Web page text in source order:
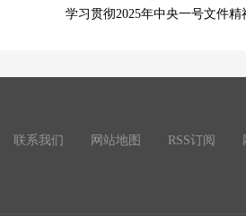
学习贯彻2025年中央一号文件精
联系我们 网站地图 RSS订阅